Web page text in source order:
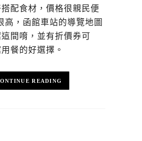
配食材，價格很親民便
高，函館車站的導覽地圖
間唷，並有折價券可
餐的好選擇。
READING